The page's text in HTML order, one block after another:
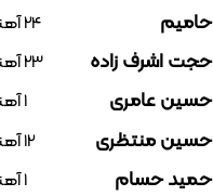
حامیم 24 آهنگ
حجت اشرف زاده 23 آهنگ
حسین عامری 1 آهنگ
حسین منتظری 12 آهنگ
حمید حسام 1 آهنگ